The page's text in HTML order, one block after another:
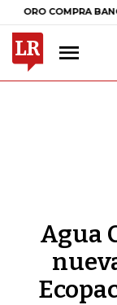
COMPRA BANCO
Agua